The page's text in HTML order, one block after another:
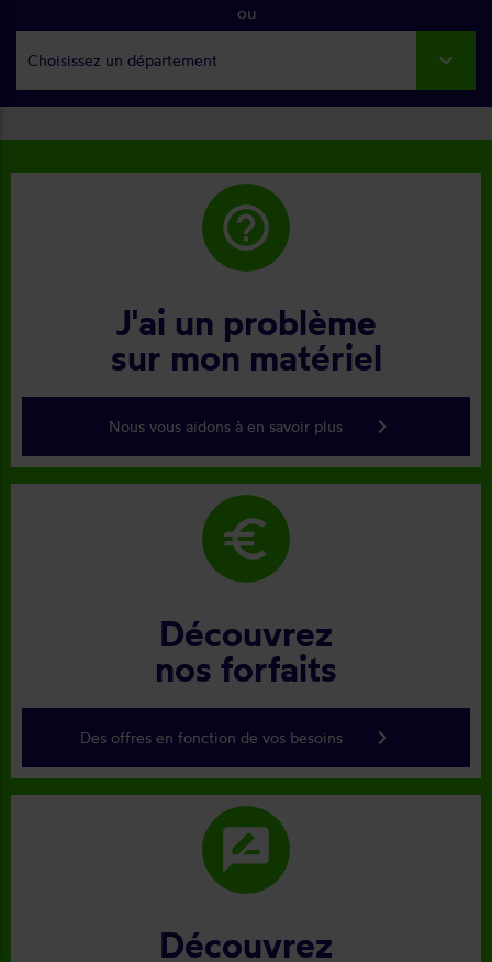
ou
Choisissez un département
help_outline
J'ai un problème
sur mon matériel
Nous vous aidons à en savoir plus keyboard_arrow_right
euro
Découvrez
nos forfaits
Des offres en fonction de vos besoins keyboard_arrow_right
rate_review
Découvrez